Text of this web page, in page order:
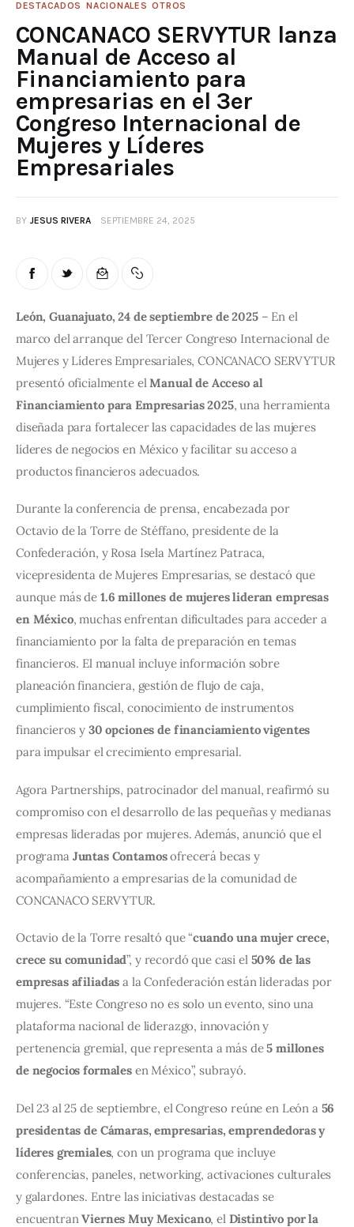
DESTACADOS NACIONALES OTROS
CONCANACO SERVYTUR lanza
Manual de Acceso al
Financiamiento para
empresarias en el 3er
Congreso Internacional de
Mujeres y Líderes
Empresariales
BY JESUS RIVERA SEPTIEMBRE 24, 2025
León, Guanajuato, 24 de septiembre de 2025 – En el
marco del arranque del Tercer Congreso Internacional de
Mujeres y Líderes Empresariales, CONCANACO SERVYTUR
presentó oficialmente el Manual de Acceso al
Financiamiento para Empresarias 2025, una herramienta
diseñada para fortalecer las capacidades de las mujeres
líderes de negocios en México y facilitar su acceso a
productos financieros adecuados.
Durante la conferencia de prensa, encabezada por
Octavio de la Torre de Stéffano, presidente de la
Confederación, y Rosa Isela Martínez Patraca,
vicepresidenta de Mujeres Empresarias, se destacó que
aunque más de 1.6 millones de mujeres lideran empresas
en México, muchas enfrentan dificultades para acceder a
financiamiento por la falta de preparación en temas
financieros. El manual incluye información sobre
planeación financiera, gestión de flujo de caja,
cumplimiento fiscal, conocimiento de instrumentos
financieros y 30 opciones de financiamiento vigentes
para impulsar el crecimiento empresarial.
Agora Partnerships, patrocinador del manual, reafirmó su
compromiso con el desarrollo de las pequeñas y medianas
empresas lideradas por mujeres. Además, anunció que el
programa Juntas Contamos ofrecerá becas y
acompañamiento a empresarias de la comunidad de
CONCANACO SERVYTUR.
Octavio de la Torre resaltó que “cuando una mujer crece,
crece su comunidad”, y recordó que casi el 50% de las
empresas afiliadas a la Confederación están lideradas por
mujeres. “Este Congreso no es solo un evento, sino una
plataforma nacional de liderazgo, innovación y
pertenencia gremial, que representa a más de 5 millones
de negocios formales en México”, subrayó.
Del 23 al 25 de septiembre, el Congreso reúne en León a 56
presidentas de Cámaras, empresarias, emprendedoras y
líderes gremiales, con un programa que incluye
conferencias, paneles, networking, activaciones culturales
y galardones. Entre las iniciativas destacadas se
encuentran Viernes Muy Mexicano, el Distintivo por la